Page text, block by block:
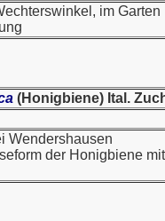
im Garten
(Honigbiene) Ital.
Wendershausen
der Honigbiene